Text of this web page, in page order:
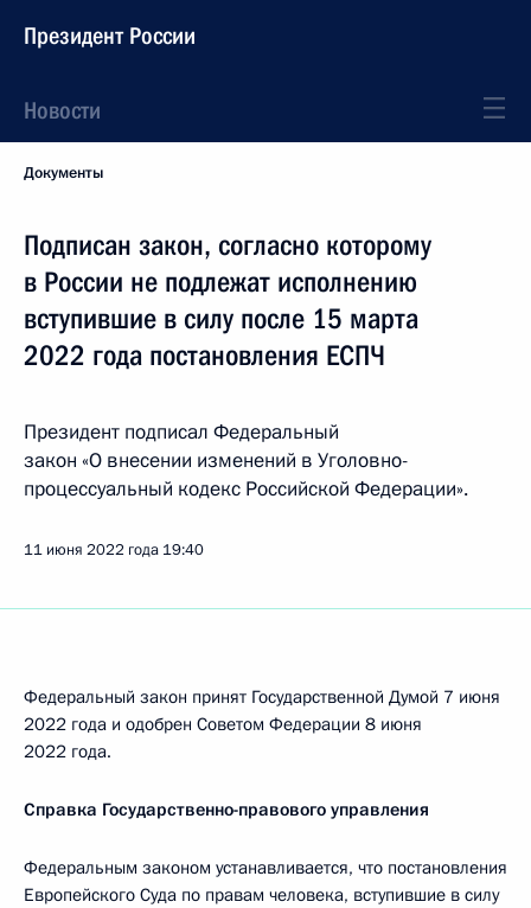
Президент России
Новости
Документы
Подписан закон, согласно которому
в России не подлежат исполнению
вступившие в силу после 15 марта
2022 года постановления ЕСПЧ
Президент подписал Федеральный
закон «О внесении изменений в Уголовно-
процессуальный кодекс Российской Федерации».
11 июня 2022 года 19:40
Федеральный закон принят Государственной Думой 7 июня
2022 года и одобрен Советом Федерации 8 июня
2022 года.
Справка Государственно-правового управления
Федеральным законом устанавливается, что постановления
Европейского Суда по правам человека, вступившие в силу